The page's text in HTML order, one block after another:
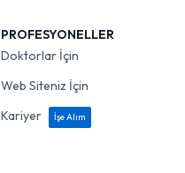
PROFESYONELLER
Doktorlar İçin
Web Siteniz İçin
Kariyer
İşe Alım